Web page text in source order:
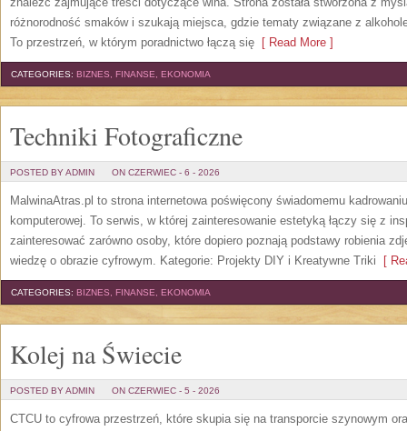
różnorodność smaków i szukają miejsca, gdzie tematy związane z
To przestrzeń, w którym poradnictwo łączą się [ Read More ]
CATEGORIES: BIZNES, FINANSE, EKONOMIA
Techniki Fotograficzne
POSTED BY ADMIN ON CZERWIEC - 6 - 2026
MalwinaAtras.pl to strona internetowa poświęcony świadomemu
komputerowej. To serwis, w której zainteresowanie estetyką łączy się z
zainteresować zarówno osoby, które dopiero poznają podstawy robienia
wiedzę o obrazie cyfrowym. Kategorie: Projekty DIY i Kreatywne Triki [
CATEGORIES: BIZNES, FINANSE, EKONOMIA
Kolej na Świecie
POSTED BY ADMIN ON CZERWIEC - 5 - 2026
CTCU to cyfrowa przestrzeń, które skupia się na transporcie szynowym